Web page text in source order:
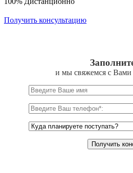
Получить консультацию
и мы свяжемся с